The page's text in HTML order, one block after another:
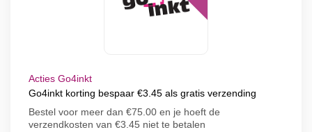
Acties Go4inkt
Go4inkt korting bespaar €3.45 als gratis verzending
Bestel voor meer dan €75.00 en je hoeft de
verzendkosten van €3.45 niet te betalen